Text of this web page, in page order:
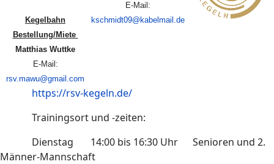
Kegelbahn
Bestellung/Miete
Matthias Wuttke
E-Mail:
rsv.mawu@gmail.com
E-Mail:
kschmidt09@kabelmail.de
https://rsv-kegeln.de/
Trainingsort und -zeiten:
Dienstag 14:00 bis 16:30 Uhr Senioren und 2.
Männer-Mannschaft